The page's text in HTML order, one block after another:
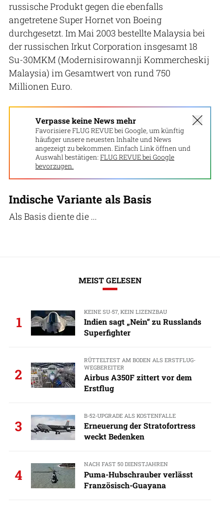
russische Produkt gegen die ebenfalls
angetretene Super Hornet von Boeing
durchgesetzt. Im Mai 2003 bestellte Malaysia bei
der russischen Irkut Corporation insgesamt 18
Su-30MKM (Modernisirowannji Kommercheskij
Malaysia) im Gesamtwert von rund 750
Millionen Euro.
Verpasse keine News mehr
Favorisiere FLUG REVUE bei Google, um künftig
häufiger unsere neuesten Inhalte und News
angezeigt zu bekommen. Einfach Link öffnen und
Auswahl bestätigen: FLUG REVUE bei Google
bevorzugen.
Indische Variante als Basis
Als Basis diente die ...
MEIST GELESEN
1
KEINE SU-57, KEIN LIZENZBAU
Indien sagt „Nein“ zu Russlands
Superfighter
2
RÜTTELTEST AM BODEN ALS ERSTFLUG-
WEGBEREITER
Airbus A350F zittert vor dem
Erstflug
3
B-52-UPGRADE ALS KOSTENFALLE
Erneuerung der Stratofortress
weckt Bedenken
4
NACH FAST 50 DIENSTJAHREN
Puma-Hubschrauber verlässt
Französisch-Guayana